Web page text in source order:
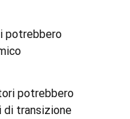
potrebbero
potrebbero
di transizione